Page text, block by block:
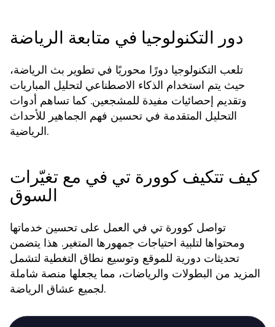
دور التكنولوجيا في متابعة الرياضة
تلعب التكنولوجيا دورًا محوريًا في تطوير بث الرياضة،
حيث يتم استخدام الذكاء الاصطناعي لتحليل المباريات
وتقديم إحصائيات مفيدة للمشجعين. كما تساهم أدوات
التحليل المتقدمة في تحسين فهم الجماهير للأحداث
الرياضية.
كيف تتكيف كوورة تي في مع تغيّرات
السوق
تواصل كوورة تي في العمل على تحسين خدماتها
ومحتواها لتلبية احتياجات جمهورها المتغير. هذا يتضمن
تحديثات دورية للموقع وتوسيع نطاق التغطية لتشمل
المزيد من البطولات والرياضات، مما يجعلها منصة شاملة
لجميع عشاق الرياضة.